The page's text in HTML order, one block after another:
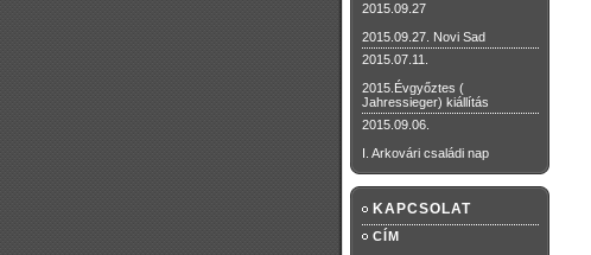
2015.09.27
2015.09.27. Novi Sad
2015.07.11.
2015.Évgyőztes (
Jahressieger) kiállítás
2015.09.06.
I. Arkovári családi nap
KAPCSOLAT
CÍM